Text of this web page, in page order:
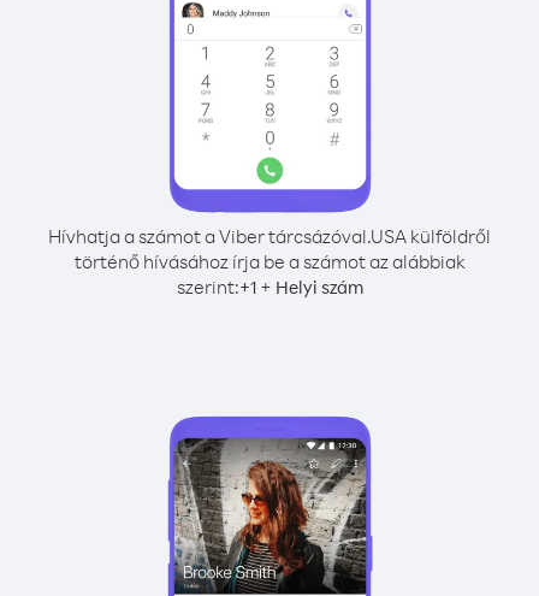
Hívhatja a számot a Viber tárcsázóval.USA külföldről
történő hívásához írja be a számot az alábbiak
szerint:+1+ Helyi szám